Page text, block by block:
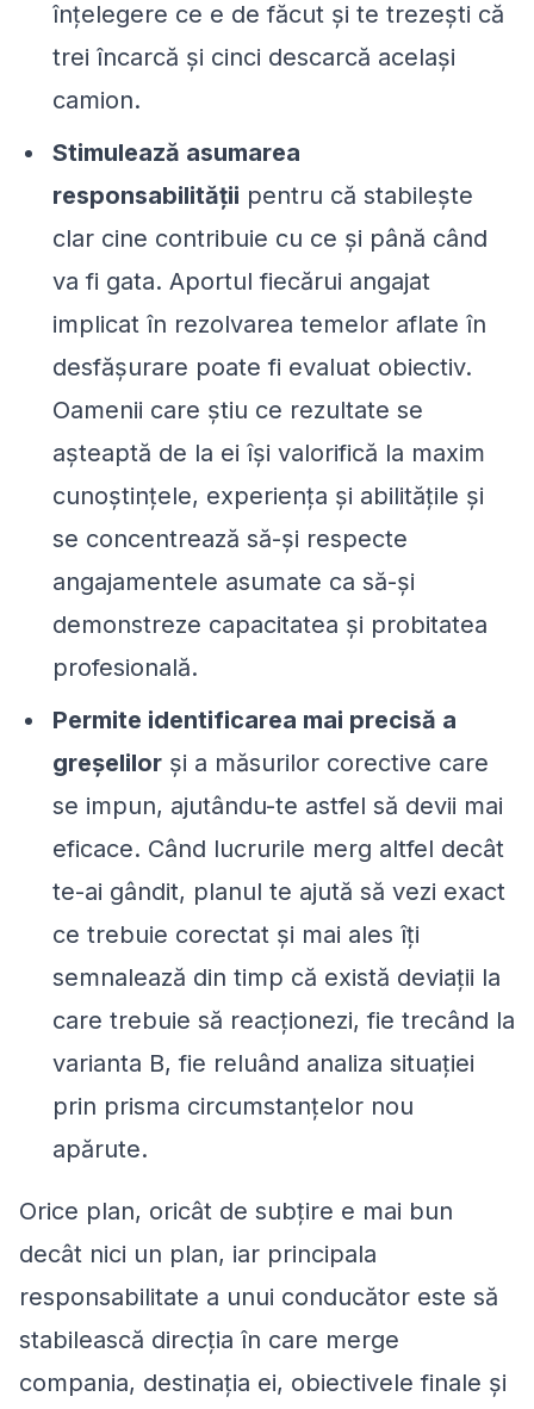
înțelegere ce e de făcut și te trezești că
trei încarcă și cinci descarcă același
camion.
Stimulează asumarea
responsabilității pentru că stabilește
clar cine contribuie cu ce și până când
va fi gata. Aportul fiecărui angajat
implicat în rezolvarea temelor aflate în
desfășurare poate fi evaluat obiectiv.
Oamenii care știu ce rezultate se
așteaptă de la ei își valorifică la maxim
cunoștințele, experiența și abilitățile și
se concentrează să-și respecte
angajamentele asumate ca să-și
demonstreze capacitatea și probitatea
profesională.
Permite identificarea mai precisă a
greșelilor și a măsurilor corective care
se impun, ajutându-te astfel să devii mai
eficace. Când lucrurile merg altfel decât
te-ai gândit, planul te ajută să vezi exact
ce trebuie corectat și mai ales îți
semnalează din timp că există deviații la
care trebuie să reacționezi, fie trecând la
varianta B, fie reluând analiza situației
prin prisma circumstanțelor nou
apărute.
Orice plan, oricât de subțire e mai bun
decât nici un plan, iar principala
responsabilitate a unui conducător este să
stabilească direcția în care merge
compania, destinația ei, obiectivele finale și